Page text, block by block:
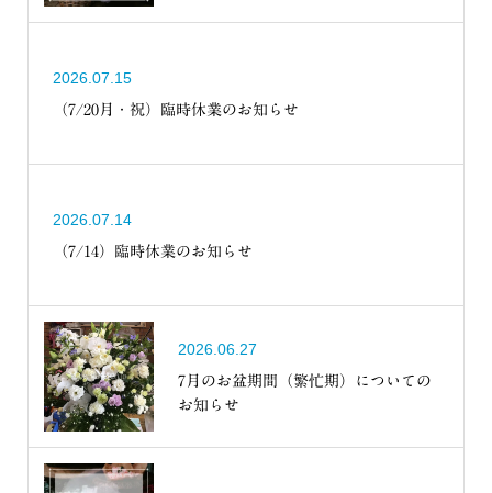
2026.07.15
（7/20月・祝）臨時休業のお知らせ
2026.07.14
（7/14）臨時休業のお知らせ
2026.06.27
7月のお盆期間（繁忙期）についての
お知らせ